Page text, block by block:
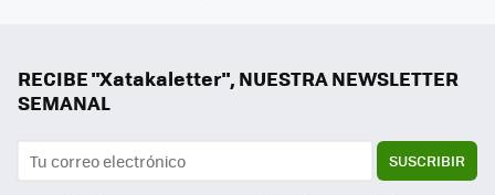
RECIBE "Xatakaletter", NUESTRA NEWSLETTER
SEMANAL
SUSCRIBIR